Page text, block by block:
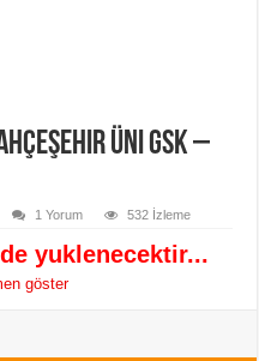
Üni GSK –
1 Yorum 532 İzleme
yuklenecektir...
göster